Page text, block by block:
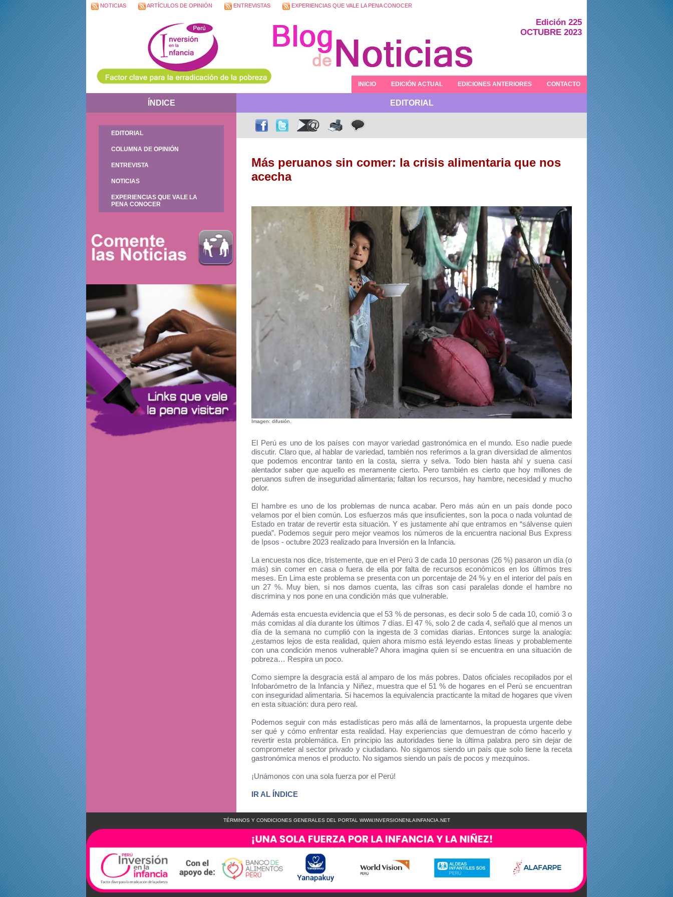
NOTICIAS ARTÍCULOS DE OPINIÓN ENTREVISTAS EXPERIENCIAS QUE VALE LA PENA CONOCER
Edición 225
OCTUBRE 2023
INICIO EDICIÓN ACTUAL EDICIONES ANTERIORES CONTACTO
ÍNDICE
EDITORIAL
COLUMNA DE OPINIÓN
ENTREVISTA
NOTICIAS
EXPERIENCIAS QUE VALE LA
PENA CONOCER
EDITORIAL
Más peruanos sin comer: la crisis alimentaria que nos
acecha
Imagen: difusión.
El Perú es uno de los países con mayor variedad gastronómica en el mundo. Eso nadie puede
discutir. Claro que, al hablar de variedad, también nos referimos a la gran diversidad de alimentos
que podemos encontrar tanto en la costa, sierra y selva. Todo bien hasta ahí y suena casi
alentador saber que aquello es meramente cierto. Pero también es cierto que hoy millones de
peruanos sufren de inseguridad alimentaria; faltan los recursos, hay hambre, necesidad y mucho
dolor.
El hambre es uno de los problemas de nunca acabar. Pero más aún en un país donde poco
velamos por el bien común. Los esfuerzos más que insuficientes, son la poca o nada voluntad de
Estado en tratar de revertir esta situación. Y es justamente ahí que entramos en “sálvense quien
pueda”. Podemos seguir pero mejor veamos los números de la encuentra nacional Bus Express
de Ipsos - octubre 2023 realizado para Inversión en la Infancia.
La encuesta nos dice, tristemente, que en el Perú 3 de cada 10 personas (26 %) pasaron un día (o
más) sin comer en casa o fuera de ella por falta de recursos económicos en los últimos tres
meses. En Lima este problema se presenta con un porcentaje de 24 % y en el interior del país en
un 27 %. Muy bien, si nos damos cuenta, las cifras son casi paralelas donde el hambre no
discrimina y nos pone en una condición más que vulnerable.
Además esta encuesta evidencia que el 53 % de personas, es decir solo 5 de cada 10, comió 3 o
más comidas al día durante los últimos 7 días. El 47 %, solo 2 de cada 4, señaló que al menos un
día de la semana no cumplió con la ingesta de 3 comidas diarias. Entonces surge la analogía:
¿estamos lejos de esta realidad, quien ahora mismo está leyendo estas líneas y probablemente
con una condición menos vulnerable? Ahora imagina quien sí se encuentra en una situación de
pobreza… Respira un poco.
Como siempre la desgracia está al amparo de los más pobres. Datos oficiales recopilados por el
Infobarómetro de la Infancia y Niñez, muestra que el 51 % de hogares en el Perú se encuentran
con inseguridad alimentaria. Si hacemos la equivalencia practicante la mitad de hogares que viven
en esta situación: dura pero real.
Podemos seguir con más estadísticas pero más allá de lamentarnos, la propuesta urgente debe
ser qué y cómo enfrentar esta realidad. Hay experiencias que demuestran de cómo hacerlo y
revertir esta problemática. En principio las autoridades tiene la última palabra pero sin dejar de
comprometer al sector privado y ciudadano. No sigamos siendo un país que solo tiene la receta
gastronómica menos el producto. No sigamos siendo un país de pocos y mezquinos.
¡Unámonos con una sola fuerza por el Perú!
IR AL ÍNDICE
TÉRMINOS Y CONDICIONES GENERALES DEL PORTAL WWW.INVERSIONENLAINFANCIA.NET